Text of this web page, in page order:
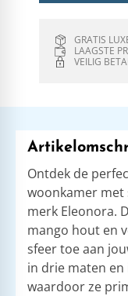
GRATIS
LAAGSTE
VEILIG
Ontdek de
woonkamer met
merk Eleonora.
mango hout en
sfeer toe aan
in drie maten
waardoor ze